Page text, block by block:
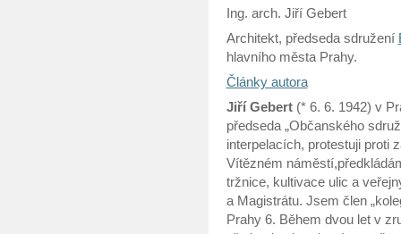
Ing. arch. Jiří Gebert
Architekt, předseda sdružení
hlavního města Prahy.
Články autora
Jiří Gebert(* 6. 6. 1942) v
předseda „Občanského
interpelacích, protestuji proti
Vítězném
tržnice, kultivace ulic a
a Magistrátu. Jsem člen
Prahy 6. Během dvou let v